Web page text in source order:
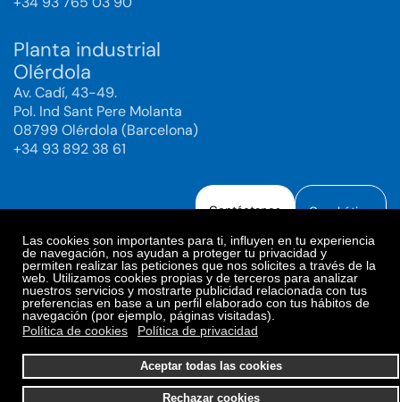
Las cookies son importantes para ti, influyen en tu experiencia
de navegación, nos ayudan a proteger tu privacidad y
permiten realizar las peticiones que nos solicites a través de la
web. Utilizamos cookies propias y de terceros para analizar
nuestros servicios y mostrarte publicidad relacionada con tus
preferencias en base a un perfil elaborado con tus hábitos de
navegación (por ejemplo, páginas visitadas).
Política de cookies
Política de privacidad
Aceptar todas las cookies
Rechazar cookies
Planta industrial
Olérdola
Av. Cadí, 43-49.
Pol. Ind Sant Pere Molanta
08799 Olérdola (Barcelona)
+34 93 892 38 61
Contáctanos Canal ético
Aviso legal
Política de Privacidad
Política de Redes Sociales
Política de cookies
Preferencias de cookies
© 2025. Bioiberica S.A.U. Todos los derechos reservados.